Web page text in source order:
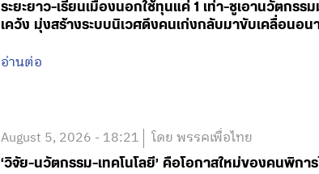
ระยะยาว-เรียนเมืองนอกใช้ทุนแค่ 1 เท่า-ชูเอานวัตกร
เคว้ง มุ่งสร้างระบบนิเวศดึงคนเก่งกลับมาขับเคลื่อนอ
อ่านต่อ
August 5, 2026 - 18:21 โดย พรรคเพื่อไทย
‘วิจัย-นวัตกรรม-เทคโนโลยี’ คือโอกาสใหม่ของคนพิกา